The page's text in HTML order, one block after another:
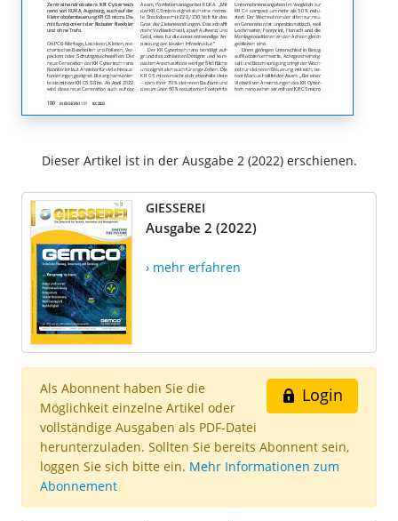
Dieser Artikel ist in der Ausgabe 2 (2022) erschienen.
GIESSEREI
Ausgabe 2 (2022)
› mehr erfahren
Login
Als Abonnent haben Sie die
Möglichkeit einzelne Artikel oder
vollständige Ausgaben als PDF-Datei
herunterzuladen. Sollten Sie bereits Abonnent sein,
loggen Sie sich bitte ein. Mehr Informationen zum
Abonnement